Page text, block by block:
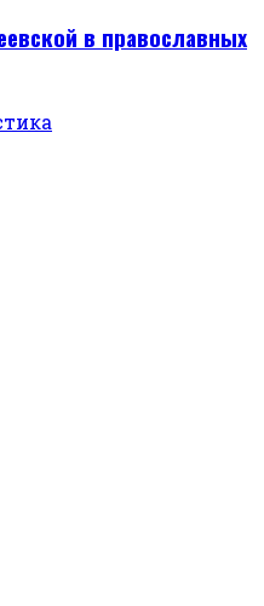
в православных